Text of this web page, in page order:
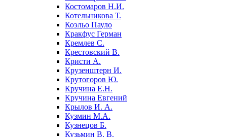
Костомаров Н.И.
Котельникова Т.
Коэльо Пауло
Кракфус Герман
Кремлев С.
Крестовский В.
Кристи А.
Крузенштерн И.
Крутогоров Ю.
Кручина Е.Н.
Кручина Евгений
Крылов И. А.
Кузмин М.А.
Кузнецов Б.
Кузьмин В. В.